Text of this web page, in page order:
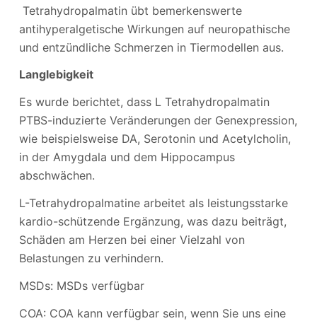
Tetrahydropalmatin übt bemerkenswerte
antihyperalgetische Wirkungen auf neuropathische
und entzündliche Schmerzen in Tiermodellen aus.
Langlebigkeit
Es wurde berichtet, dass L Tetrahydropalmatin
PTBS-induzierte Veränderungen der Genexpression,
wie beispielsweise DA, Serotonin und Acetylcholin,
in der Amygdala und dem Hippocampus
abschwächen.
L-Tetrahydropalmatine arbeitet als leistungsstarke
kardio-schützende Ergänzung, was dazu beiträgt,
Schäden am Herzen bei einer Vielzahl von
Belastungen zu verhindern.
MSDs: MSDs verfügbar
COA: COA kann verfügbar sein, wenn Sie uns eine